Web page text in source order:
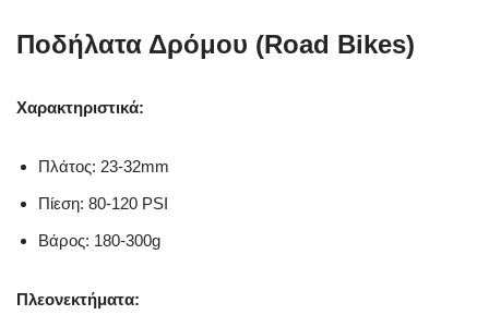
Ποδήλατα Δρόμου (Road Bikes)
Χαρακτηριστικά:
Πλάτος: 23-32mm
Πίεση: 80-120 PSI
Βάρος: 180-300g
Πλεονεκτήματα: